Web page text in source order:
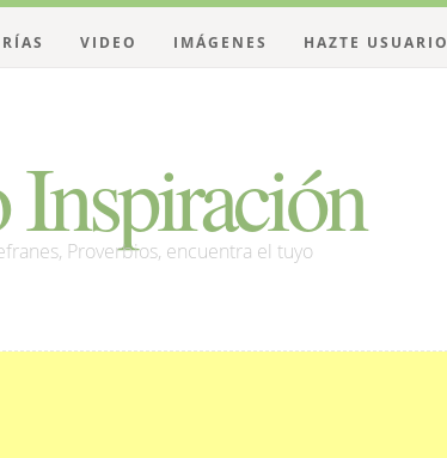
Proverbios, encuentra el tuyo
VIDEO IMÁGENES HAZTE USUARIO